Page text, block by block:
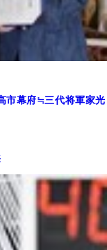
市幕府≒三代将軍家光